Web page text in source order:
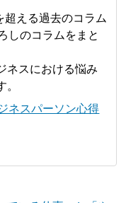
える過去のコラム
しのコラムをまと
ネスにおける悩み
ネスパーソン心得